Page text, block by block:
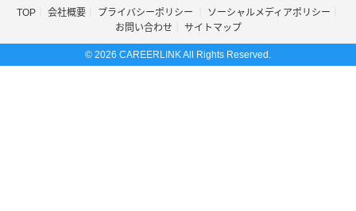
TOP 会社概要 プライバシーポリシー
ソーシャルメディアポリシー
お問い合わせ
サイトマップ
© 2026 CAREERLINK All Rights Reserved.